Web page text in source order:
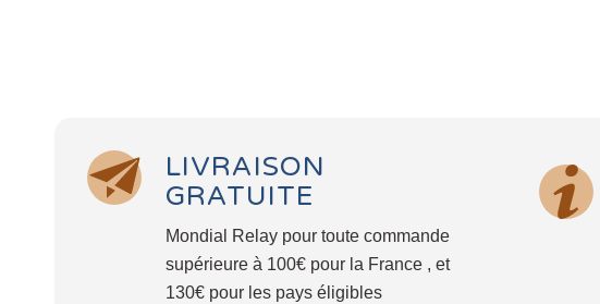
LIVRAISON
GRATUITE
Mondial Relay pour toute commande
supérieure à 100€ pour la France , et
130€ pour les pays éligibles